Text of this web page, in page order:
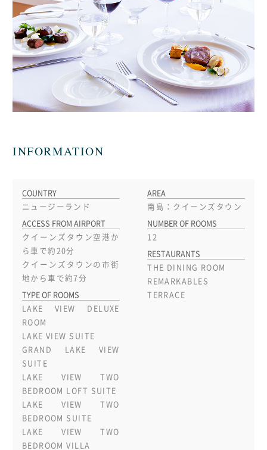
INFORMATION
COUNTRY
ニュージーランド
ACCESS FROM AIRPORT
クイーンズタウン空港か
ら車で約20分
クイーンズタウンの市街
地から車で約7分
TYPE OF ROOMS
LAKE VIEW DELUXE
ROOM
LAKE VIEW SUITE
GRAND LAKE VIEW
SUITE
LAKE VIEW TWO
BEDROOM LOFT SUITE
LAKE VIEW TWO
BEDROOM SUITE
LAKE VIEW TWO
BEDROOM VILLA
AREA
南島：クイーンズタウン
NUMBER OF ROOMS
12
RESTAURANTS
THE DINING ROOM
REMARKABLES
TERRACE